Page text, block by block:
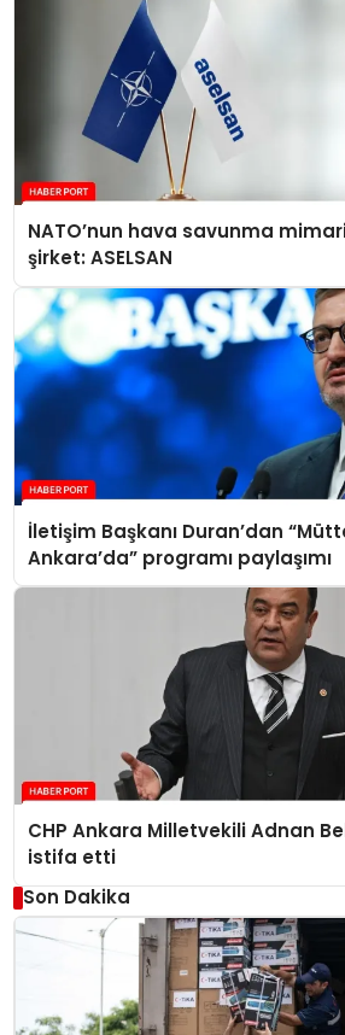
NATO’nun hava savunma
şirket: ASELSAN
İletişim Başkanı Duran’dan
Ankara’da” programı paylaşımı
CHP Ankara Milletvekili Adnan
istifa etti
Son Dakika